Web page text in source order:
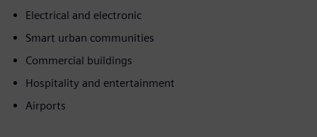
Electrical and electronic
Smart urban communities
Commercial buildings
Hospitality and entertainment
Airports